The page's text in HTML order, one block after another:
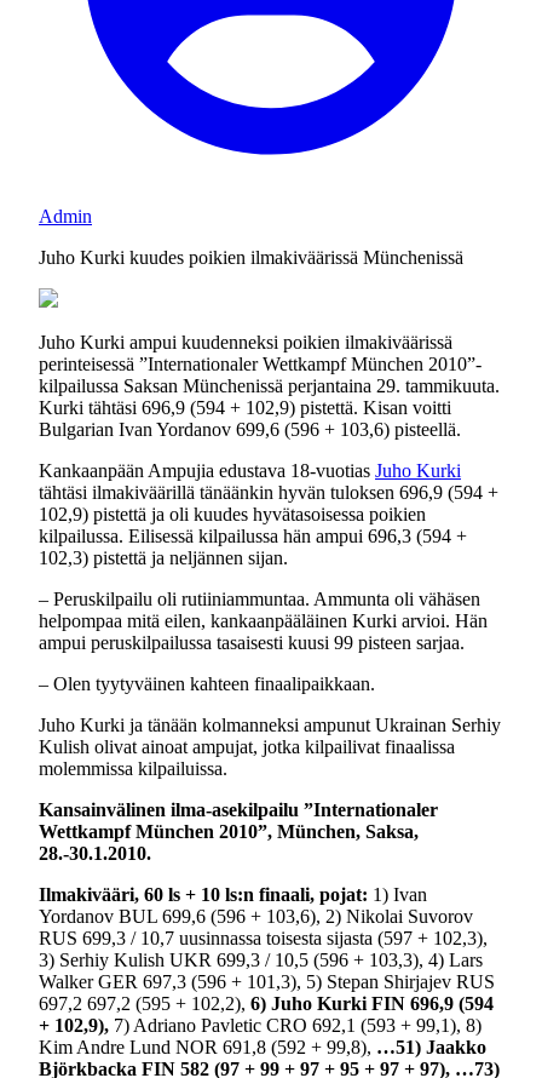
Admin
Juho Kurki kuudes poikien ilmakiväärissä Münchenissä
Juho Kurki ampui kuudenneksi poikien ilmakiväärissä
perinteisessä ”Internationaler Wettkampf München 2010”-
kilpailussa Saksan Münchenissä perjantaina 29. tammikuuta.
Kurki tähtäsi 696,9 (594 + 102,9) pistettä. Kisan voitti
Bulgarian Ivan Yordanov 699,6 (596 + 103,6) pisteellä.
Kankaanpään Ampujia edustava 18-vuotias Juho Kurki
tähtäsi ilmakiväärillä tänäänkin hyvän tuloksen 696,9 (594 +
102,9) pistettä ja oli kuudes hyvätasoisessa poikien
kilpailussa. Eilisessä kilpailussa hän ampui 696,3 (594 +
102,3) pistettä ja neljännen sijan.
– Peruskilpailu oli rutiiniammuntaa. Ammunta oli vähäsen
helpompaa mitä eilen, kankaanpääläinen Kurki arvioi. Hän
ampui peruskilpailussa tasaisesti kuusi 99 pisteen sarjaa.
– Olen tyytyväinen kahteen finaalipaikkaan.
Juho Kurki ja tänään kolmanneksi ampunut Ukrainan Serhiy
Kulish olivat ainoat ampujat, jotka kilpailivat finaalissa
molemmissa kilpailuissa.
Kansainvälinen ilma-asekilpailu ”Internationaler
Wettkampf München 2010”, München, Saksa,
28.-30.1.2010.
Ilmakivääri, 60 ls + 10 ls:n finaali, pojat: 1) Ivan
Yordanov BUL 699,6 (596 + 103,6), 2) Nikolai Suvorov
RUS 699,3 / 10,7 uusinnassa toisesta sijasta (597 + 102,3),
3) Serhiy Kulish UKR 699,3 / 10,5 (596 + 103,3), 4) Lars
Walker GER 697,3 (596 + 101,3), 5) Stepan Shirjajev RUS
697,2 697,2 (595 + 102,2), 6) Juho Kurki FIN 696,9 (594
+ 102,9), 7) Adriano Pavletic CRO 692,1 (593 + 99,1), 8)
Kim Andre Lund NOR 691,8 (592 + 99,8), …51) Jaakko
Björkbacka FIN 582 (97 + 99 + 97 + 95 + 97 + 97), …73)